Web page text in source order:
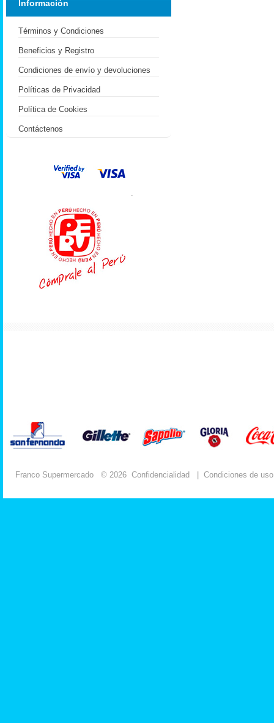
Información
Términos y Condiciones
Beneficios y Registro
Condiciones de envío y devoluciones
Políticas de Privacidad
Política de Cookies
Contáctenos
.
Franco Supermercado © 2026 Confidencialidad Condiciones de uso